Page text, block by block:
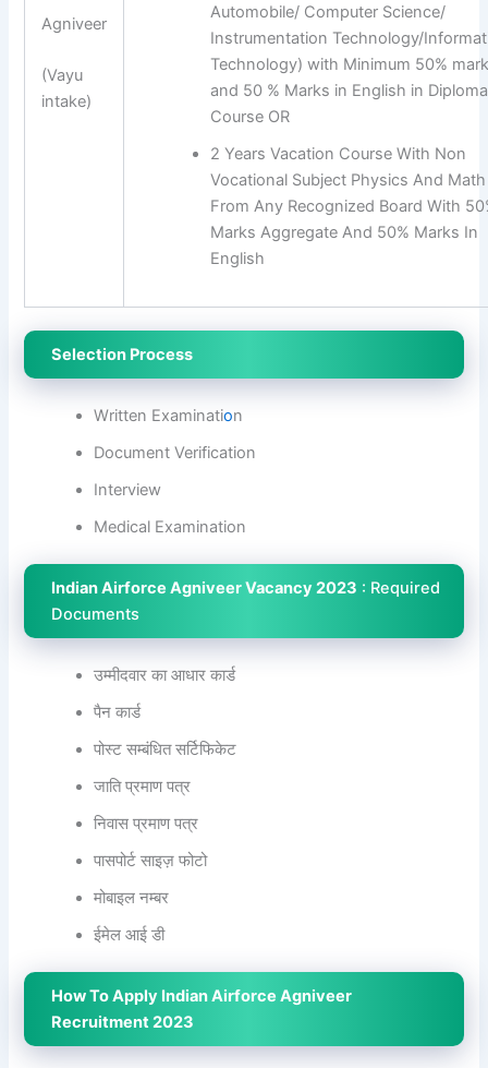
Agniveer
(Vayu
intake)
Automobile/ Computer Science/
Instrumentation Technology/
Technology) with Minimum 50%
and 50 % Marks in English in Diploma
Course OR
2 Years Vacation Course With Non
Vocational Subject Physics And Math
From Any Recognized Board With
Marks Aggregate And 50% Marks In
English
Selection Process
Written Examination
Document Verification
Interview
Medical Examination
Indian Airforce Agniveer Vacancy 2023 : Required
Documents
उम्मीदवार का आधार कार्ड
पैन कार्ड
पोस्ट सम्बंधित सर्टिफिकेट
जाति प्रमाण पत्र
निवास प्रमाण पत्र
पासपोर्ट साइज़ फोटो
मोबाइल नम्बर
ईमेल आई डी
How To Apply Indian Airforce Agniveer
Recruitment 2023